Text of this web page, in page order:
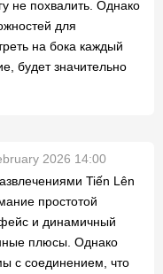
не похвалить. Однако
для
на бока каждый
будет значительно
2026 14:00
Tiến Lên
простотой
и динамичный
плюсы. Однако
с соединением, что